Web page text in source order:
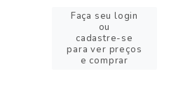
Faça seu login
ou
cadastre-se
para ver preços
e comprar